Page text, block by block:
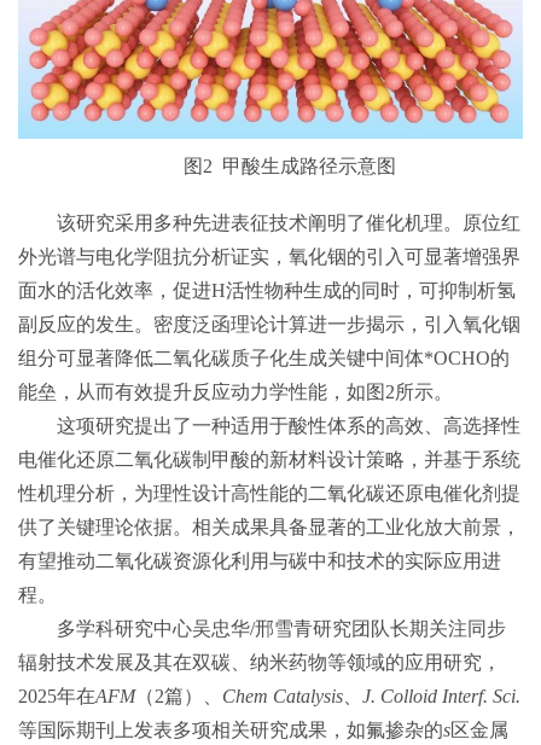
图 2 甲酸生成路径示意图
该研究采用多种先进表征技术阐明了催化机理。原位红
外光谱与电化学阻抗分析证实，氧化铟的引入可显著增强界
面水的活化效率，促进H活性物种生成的同时，可抑制析氢
副反应的发生。密度泛函理论计算进一步揭示，引入氧化铟
组分可显著降低二氧化碳质子化生成关键中间体*OCHO的
能垒，从而有效提升反应动力学性能，如图 2所示。
这项研究提出了一种适用于酸性体系的高效、高选择性
电催化还原二氧化碳制甲酸的新材料设计策略，并基于系统
性机理分析，为理性设计高性能的二氧化碳还原电催化剂提
供了关键理论依据。相关成果具备显著的工业化放大前景，
有望推动二氧化碳资源化利用与碳中和技术的实际应用进
程。
多学科研究中心吴忠华/邢雪青研究团队长期关注同步
辐射技术发展及其在双碳、纳米药物等领域的应用研究，
2025年在AFM（2篇）、 Chem Catalysis
J. Colloid Interf. Sci.
等国际期刊上发表多项相关研究成果，如氟掺杂的s区金属